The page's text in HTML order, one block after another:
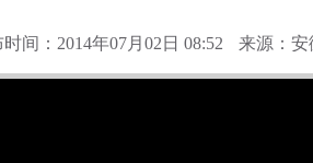
时间：2014年07月02日 08:52 来源：安